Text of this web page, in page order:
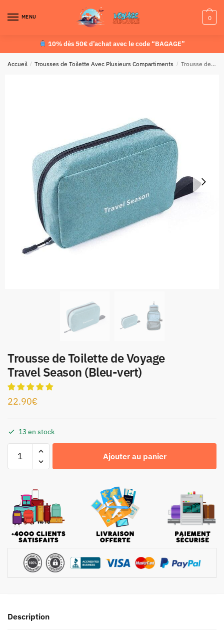
MENU 0
10% dès 50€ d’achat avec le code “BAGAGE”
Accueil / Trousses de Toilette Avec Plusieurs Compartiments / Trousse de Toilette de Voyage Travel Season (Bleu-vert)
Trousse de Toilette de Voyage
Travel Season (Bleu-vert)
22.90€
13 en stock
Ajouter au panier
Description